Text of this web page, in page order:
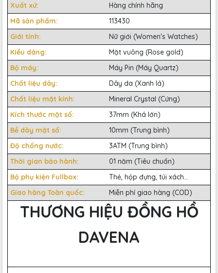
Xuất xứ:
Hàng chính hãng
Mã sản phẩm:
113430
Giới tính:
Nữ giới (Women's Watches)
Kiểu dáng:
Mặt vuông (Rose gold)
Bộ máy:
Máy Pin (Máy Quartz)
Chất liệu dây:
Dây da (Xanh lá)
Chất liệu mặt kính:
Mineral Crystal (Cứng)
Kích thước mặt số:
37mm (Khá lớn)
Bề dày mặt số:
10mm (Trung bình)
Độ chống nước:
3ATM (Trung bình)
Thời gian bảo hành:
01 năm (Tiêu chuẩn)
Bộ phụ kiện Fullbox:
Thẻ, hộp đựng, túi xách...
Giao hàng Toàn quốc:
Miễn phí giao hàng (COD)
THƯƠNG HIỆU ĐỒNG HỒ
DAVENA